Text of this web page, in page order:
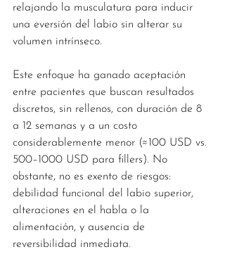
relajando la musculatura para inducir
una eversión del labio sin alterar su
volumen intrínseco.
Este enfoque ha ganado aceptación
entre pacientes que buscan resultados
discretos, sin rellenos, con duración de 8
a 12 semanas y a un costo
considerablemente menor (≈100 USD vs.
500–1000 USD para fillers). No
obstante, no es exento de riesgos:
debilidad funcional del labio superior,
alteraciones en el habla o la
alimentación, y ausencia de
reversibilidad inmediata.